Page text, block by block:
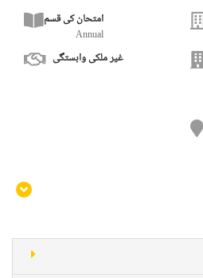
امتحان کی قسم
Annual
غیر ملکی وابستگی